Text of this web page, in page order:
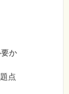
か
点